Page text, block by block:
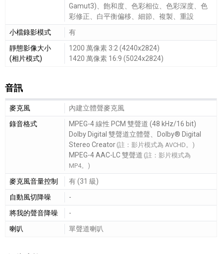
Gamut3)、飽和度、色彩相位、色彩深度、色
彩修正、白平衡偏移、細節、複製、重設
小檔錄影模式
有
靜態影像大小
(相片模式)
1200 萬像素 3:2 (4240x2824)
1420 萬像素 16:9 (5024x2824)
音訊
音訊細節敘述
麥克風
內建立體聲麥克風
錄音格式
MPEG-4 線性 PCM 雙聲道 (48 kHz/16 bit)
Dolby Digital 雙聲道立體聲、Dolby® Digital
Stereo Creator (註：影片模式為 AVCHD。)
MPEG-4 AAC-LC 雙聲道 (註：影片模式為
MP4。)
麥克風音量控制
有 (31 級)
自動風切降噪
-
將我的聲音降噪
-
喇叭
單聲道喇叭